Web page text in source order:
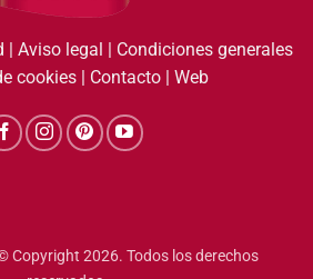
Aviso legal
Condiciones generales
cookies| Contacto| Web
Copyright 2026. Todos los derechos